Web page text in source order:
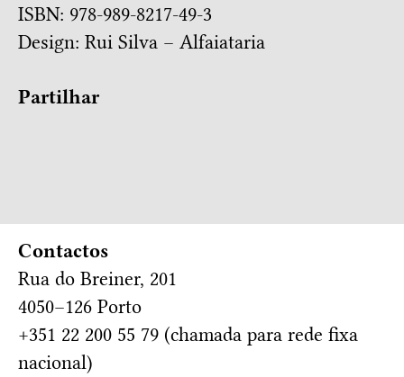
ISBN: 978-989-8217-49-3
Design: Rui Silva – Alfaiataria
Partilhar
Contactos
Rua do Breiner, 201
4050–126 Porto
+351 22 200 55 79 (chamada para rede fixa
nacional)